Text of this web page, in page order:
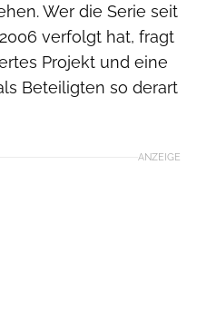
Wer die Serie seit
verfolgt hat, fragt
Projekt und eine
Beteiligten so derart
ANZEIGE